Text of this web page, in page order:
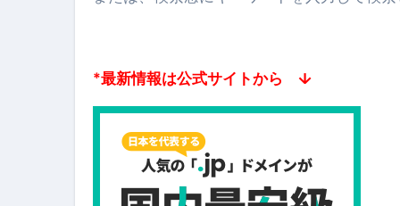
*最新情報は公式サイトから ↓